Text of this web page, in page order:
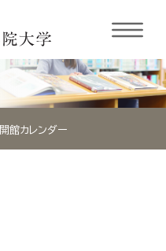
開館カレンダー